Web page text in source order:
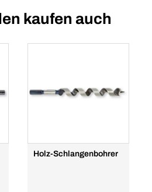
kaufen auch
Holz-Schlangenbohrer